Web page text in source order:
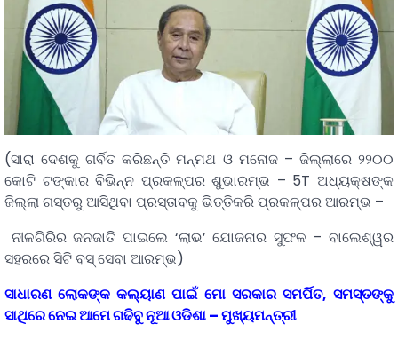
(ସାରା ଦେଶକୁ ଗର୍ବିତ କରିଛନ୍ତି ମନ୍ମଥ ଓ ମନୋଜ – ଜିଲ୍ଲାରେ ୨୨୦୦
କୋଟି ଟଙ୍କାର ବିଭିନ୍ନ ପ୍ରକଳ୍ପର ଶୁଭାରମ୍ଭ – 5T ଅଧ୍ୟକ୍ଷଙ୍କ
ଜିଲ୍ଲା ଗସ୍ତରୁ ଆସିଥିବା ପ୍ରସ୍ତାବକୁ ଭିତ୍ତିକରି ପ୍ରକଳ୍ପର ଆରମ୍ଭ –
ନୀଳଗିରିର ଜନଜାତି ପାଇଲେ ‘ଲାଭ’ ଯୋଜନାର ସୁଫଳ – ବାଲେଶ୍ୱର
ସହରରେ ସିଟି ବସ୍‌ ସେବା ଆରମ୍ଭ)
ସାଧାରଣ ଲୋକଙ୍କ କଲ୍ୟାଣ ପାଇଁ ମୋ ସରକାର ସମର୍ପିତ, ସମସ୍ତଙ୍କୁ
ସାଥିରେ ନେଇ ଆମେ ଗଢିବୁ ନୂଆ ଓଡିଶା – ମୁଖ୍ୟମନ୍ତ୍ରୀ